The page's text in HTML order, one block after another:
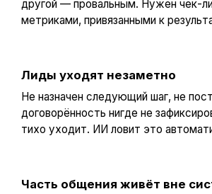
другой — провальным. Нужен чек-
метриками, привязанными к
Лиды уходят незаметно
Не назначен следующий шаг, не
договорённость нигде не
тихо уходит. ИИ ловит это
Часть общения живёт вне